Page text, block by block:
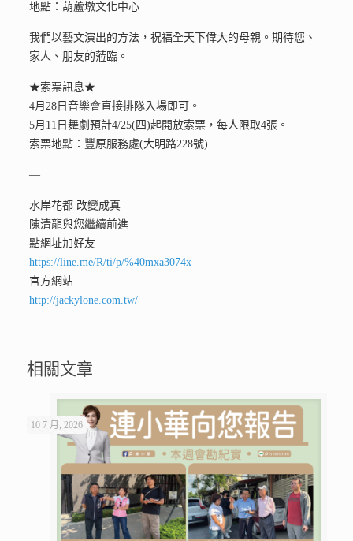
地點：葫蘆墩文化中心
我們以藝文演出的方法，祝福全天下偉大的母親。期待您、
家人、朋友的蒞臨。
★索票訊息★
4月28日音樂會直接排隊入場即可。
5月11日舞劇預計4/25(四)起開放索票，每人限取4張。
索票地點：豐原服務處(大明路228號)
—
水岸花都 改變成真
陳清龍與您繼續前進
點網址加好友
https://line.me/R/ti/p/%40mxa3074x
官方網站
http://jackylone.com.tw/
相關文章
10 7 月, 2026